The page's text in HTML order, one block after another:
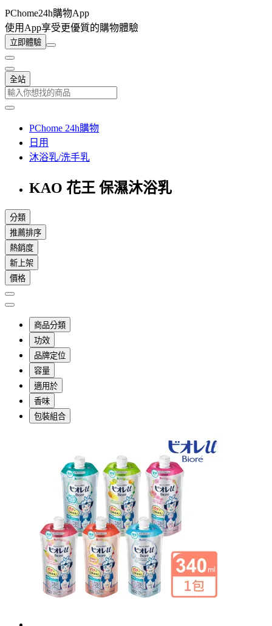
PChome24h購物App
使用App享受更優質的購物體驗
立即體驗
全站
PChome 24h購物
日用
沐浴乳/洗手乳
KAO 花王 保濕沐浴乳
分類
推薦排序
熱銷度
新上架
價格
商品分類
功效
品牌定位
容量
適用於
香味
包裝組合